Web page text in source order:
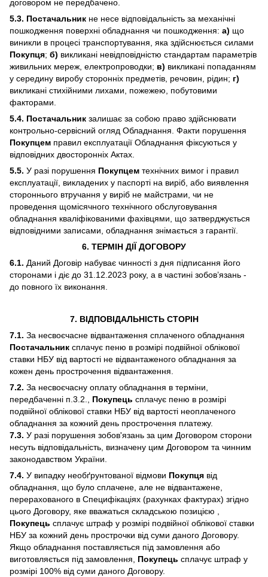
договором не передбачено.
5.3. Постачальник не несе відповідальність за механічні
пошкодження поверхні обладнання чи пошкодження: а) що
виникли в процесі транспортування, яка здійснюється силами
Покупця; б) викликані невідповідністю стандартам параметрів
живильних мереж, електропроводки; в) викликані попаданням
у середину виробу сторонніх предметів, речовин, рідин; г)
викликані стихійними лихами, пожежею, побутовими
факторами.
5.4. Постачальник залишає за собою право здійснювати
контрольно-сервісний огляд Обладнання. Факти порушення
Покупцем правил експлуатації Обладнання фіксуються у
відповідних двосторонніх Актах.
5.5. У разі порушення Покупцем технічних вимог і правил
експлуатації, викладених у паспорті на виріб, або виявлення
стороннього втручання у виріб не майстрами, чи не
проведення щомісячного технічного обслуговування
обладнання кваліфікованими фахівцями, що затверджується
відповідними записами, обладнання знімається з гарантії.
6. ТЕРМІН ДІЇ ДОГОВОРУ
6.1. Даний Договір набуває чинності з дня підписання його
сторонами і діє до 31.12.2023 року, а в частині зобов’язань -
до повного їх виконання.
7. ВІДПОВІДАЛЬНІСТЬ СТОРІН
7.1. За несвоєчасне відвантаження сплаченого обладнання
Постачальник сплачує пеню в розмірі подвійної облікової
ставки НБУ від вартості не відвантаженого обладнання за
кожен день прострочення відвантаження.
7.2. За несвоєчасну оплату обладнання в терміни,
передбаченні п.3.2.,
Покупець сплачує пеню в розмірі
подвійної облікової ставки НБУ від вартості неоплаченого
обладнання за кожний день прострочення платежу.
7.3. У разі порушення зобов'язань за цим Договором сторони
несуть відповідальність, визначену цим Договором та чинним
законодавством України.
7.4. У випадку необґрунтованої відмови Покупця від
обладнання, що було сплачене, але не відвантажене,
перерахованого в Специфікаціях (рахунках фактурах) згідно
цього Договору, яке вважаться складською позицією ,
Покупець сплачує штраф у розмірі подвійної облікової ставки
НБУ за кожний день прострочки від суми даного Договору.
Якщо обладнання поставляється під замовлення або
виготовляється під замовлення, Покупець сплачує штраф у
розмірі 100% від суми даного Договору.